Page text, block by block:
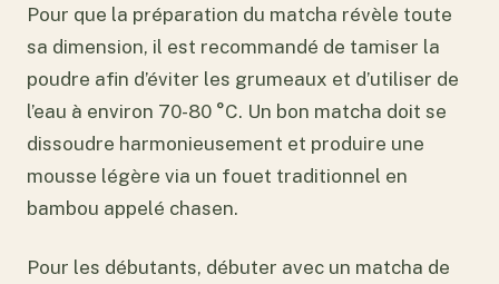
Pour que la préparation du matcha révèle toute
sa dimension, il est recommandé de tamiser la
poudre afin d’éviter les grumeaux et d’utiliser de
l’eau à environ 70-80 °C. Un bon matcha doit se
dissoudre harmonieusement et produire une
mousse légère via un fouet traditionnel en
bambou appelé chasen.
Pour les débutants, débuter avec un matcha de